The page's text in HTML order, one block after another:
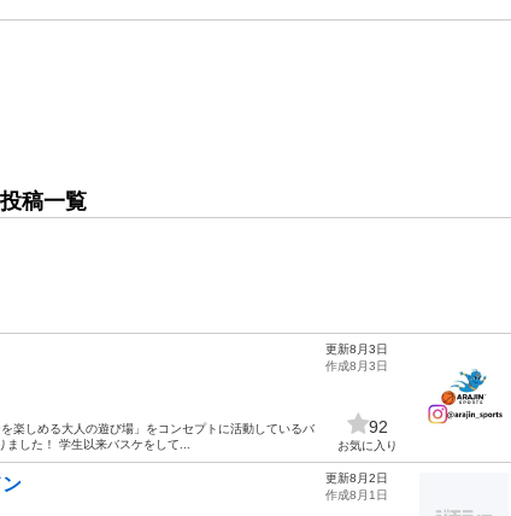
稿一覧
楽しめる大人の遊び場」をコンセプトに活動しているバ
した！ 学生以来バスケをして...
更新8月3日
作成8月3日
92
お気に入り
更新8月2日
作成8月1日